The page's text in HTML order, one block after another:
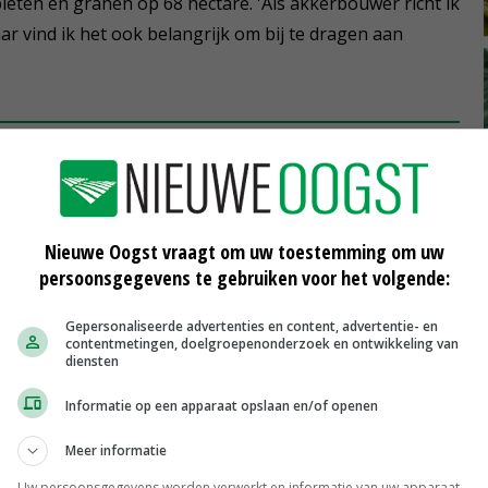
vind ik het ook belangrijk om bij te dragen aan
nu veel meer stroken intekenen en
en legt natuurlijke akkerranden aan, zowel aan de
goed voor insecten, maar ook voor de zeldzame
strokenteelt. 'Ik experimenteer met strokenteelt op
meter breed. Veel van mijn machines hebben die
Nieuwe Oogst vraagt om uw toestemming om uw
persoonsgegevens te gebruiken voor het volgende:
Gepersonaliseerde advertenties en content, advertentie- en
contentmetingen, doelgroepenonderzoek en ontwikkeling van
diensten
Informatie op een apparaat opslaan en/of openen
Meer informatie